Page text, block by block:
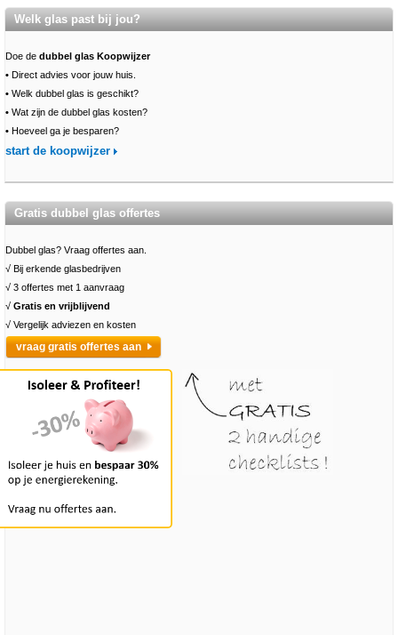
Welk glas past bij jou?
Doe de dubbel glas Koopwijzer
• Direct advies voor jouw huis.
• Welk dubbel glas is geschikt?
• Wat zijn de dubbel glas kosten?
• Hoeveel ga je besparen?
start de koopwijzer
Gratis dubbel glas offertes
Dubbel glas? Vraag offertes aan.
√ Bij erkende glasbedrijven
√ 3 offertes met 1 aanvraag
√ Gratis en vrijblijvend
√ Vergelijk adviezen en kosten
vraag gratis offertes aan